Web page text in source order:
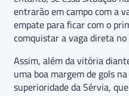
entrarão em campo com a
empate para ficar com o
comquistar a vaga direta
Assim, além da vitória
uma boa margem de gols
superioridade da Sérvia,